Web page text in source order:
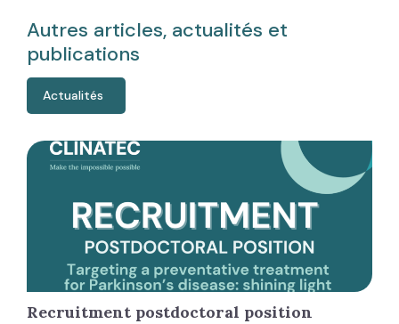
Autres articles, actualités et
publications
Actualités
Recruitment postdoctoral position